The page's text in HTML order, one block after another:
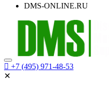
DMS-ONLINE.RU
+7 (495) 971-48-53
✕